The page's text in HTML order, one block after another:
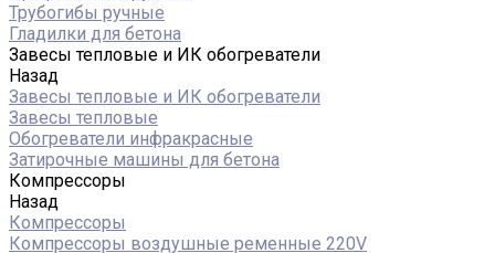
Трубогибы ручные
Гладилки для бетона
Завесы тепловые и ИК обогреватели
Назад
Завесы тепловые и ИК обогреватели
Завесы тепловые
Обогреватели инфракрасные
Затирочные машины для бетона
Компрессоры
Назад
Компрессоры
Компрессоры воздушные ременные 220V